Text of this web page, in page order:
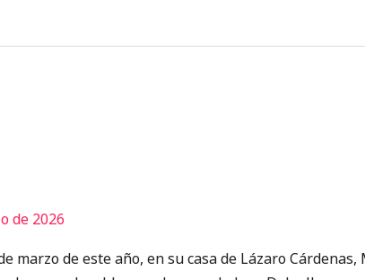
de 2026
de este año, en su casa de Lázaro Cárdenas,